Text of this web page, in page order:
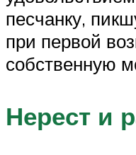
песчанку,
при первой
собственную
Нерест и